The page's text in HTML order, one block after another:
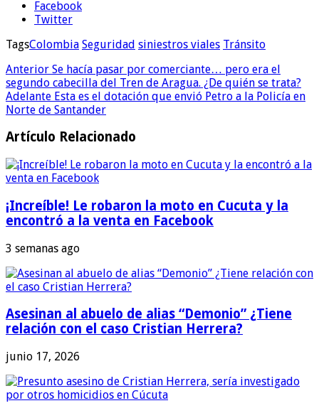
Facebook
Twitter
TagsColombia Seguridad siniestros viales Tránsito
Anterior Se hacía pasar por comerciante… pero era el
segundo cabecilla del Tren de Aragua. ¿De quién se trata?
Adelante Esta es el dotación que envió Petro a la Policía en
Norte de Santander
Artículo Relacionado
¡Increíble! Le robaron la moto en Cucuta y la
encontró a la venta en Facebook
3 semanas ago
Asesinan al abuelo de alias “Demonio” ¿Tiene
relación con el caso Cristian Herrera?
junio 17, 2026